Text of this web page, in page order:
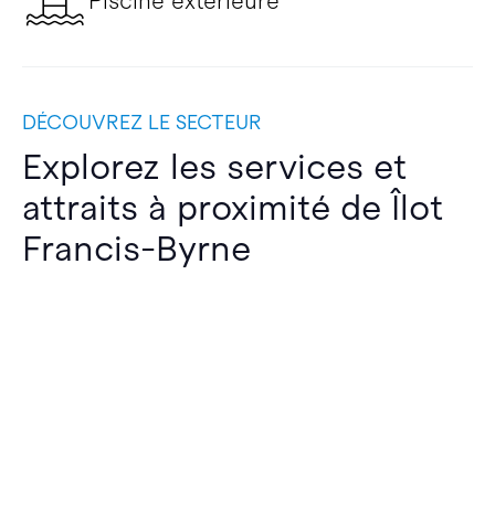
DÉCOUVREZ LE SECTEUR
Explorez les services et
attraits à proximité de Îlot
Francis-Byrne